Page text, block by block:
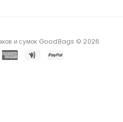
и сумок GoodBags © 2026